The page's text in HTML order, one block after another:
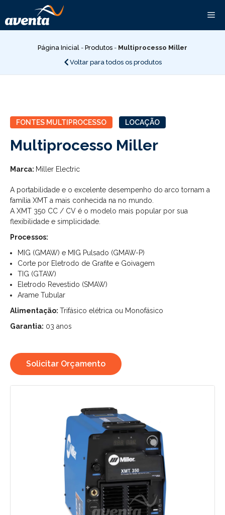
para
o
Página Inicial - Produtos - Multiprocesso Miller
Voltar para todos os produtos
FONTES MULTIPROCESSO LOCAÇÃO
Multiprocesso Miller
Marca: Miller Electric
A portabilidade e o excelente desempenho do arco tornam a
família XMT a mais conhecida na no mundo.
A XMT 350 CC / CV é o modelo mais popular por sua
flexibilidade e simplicidade.
Processos:
MIG (GMAW) e MIG Pulsado (GMAW-P)
Corte por Eletrodo de Grafite e Goivagem
TIG (GTAW)
Eletrodo Revestido (SMAW)
Arame Tubular
Alimentação: Trifásico elétrica ou Monofásico
Garantia: 03 anos
Solicitar Orçamento